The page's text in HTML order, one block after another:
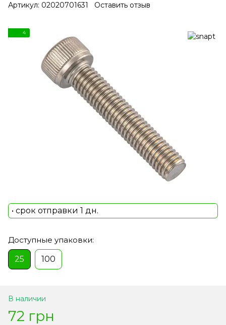
Артикул: 02020701631 Оставить отзыв
4
• срок отправки 1 дн.
Доступные упаковки:
25
100
В наличии
72 грн